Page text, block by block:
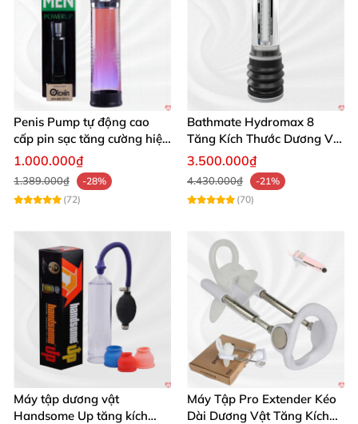
Penis Pump tự động cao
cấp pin sạc tăng cường hiệu
quả mua ngay
1.000.000₫
1.389.000₫
-28%
(72)
Bathmate Hydromax 8
Tăng Kích Thước Dương Vật
An Toàn Hiệu Quả
3.500.000₫
4.430.000₫
-21%
(70)
Máy tập dương vật
Handsome Up tăng kích
Máy Tập Pro Extender Kéo
Dài Dương Vật Tăng Kích